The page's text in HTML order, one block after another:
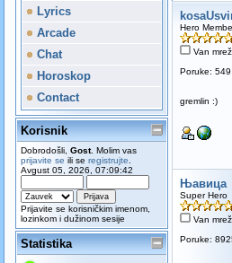
Lyrics
Arcade
Chat
Horoskop
Contact
Korisnik
Dobrodošli, Gost. Molim vas
prijavite se ili se registrujte
Avgust 05, 2026, 07:09:42
Prijavite se korisničkim imenom,
lozinkom i dužinom sesije
Statistika
Hero
Van
Poruke: 549
gremlin :)
Њавица
Super Hero
Van
Poruke: